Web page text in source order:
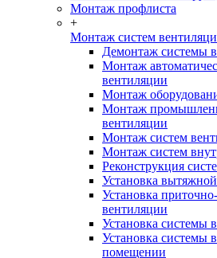
Монтаж профлиста
+
Монтаж систем
Демонтаж системы
Монтаж
вентиляции
Монтаж
Монтаж
вентиляции
Монтаж систем
Монтаж систем
Реконструкция
Установка
Установка
вентиляции
Установка системы
Установка системы
помещении